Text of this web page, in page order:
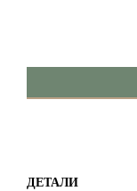
ДЕТАЛИ